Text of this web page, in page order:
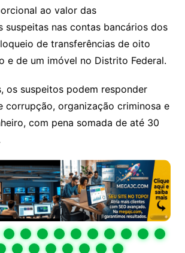
ao valor das
suspeitas nas contas bancários dos
de transferências de oito
e de um imóvel no Distrito Federal.
os suspeitos podem responder
corrupção, organização criminosa e
com pena somada de até 30